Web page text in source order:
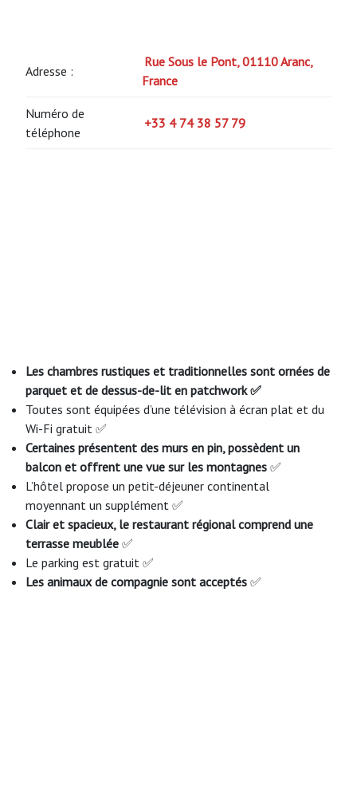
Adresse :
Rue Sous le Pont, 01110 Aranc,
France
Numéro de
téléphone
+33 4 74 38 57 79
Les chambres rustiques et traditionnelles sont ornées de
parquet et de dessus-de-lit en patchwork ✅
Toutes sont équipées d’une télévision à écran plat et du
Wi-Fi gratuit ✅
Certaines présentent des murs en pin, possèdent un
balcon et offrent une vue sur les montagnes ✅
L’hôtel propose un petit-déjeuner continental
moyennant un supplément ✅
Clair et spacieux, le restaurant régional comprend une
terrasse meublée ✅
Le parking est gratuit ✅
Les animaux de compagnie sont acceptés ✅